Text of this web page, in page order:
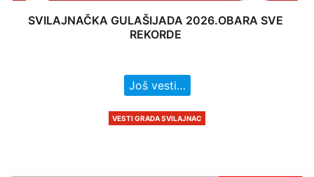
SVILAJNAČKA GULAŠIJADA 2026.OBARA SVE
REKORDE
Još vesti…
VESTI GRADA SVILAJNAC